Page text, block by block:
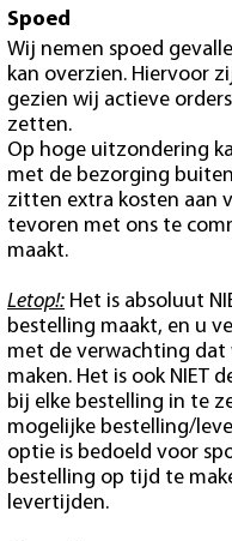
Spoed
Wij nemen spoed
kan overzien. Hiervoor
gezien wij actieve
zetten.
Op hoge uitzondering
met de bezorging
zitten extra kosten aan
tevoren met ons te
maakt.
Letop!: Het is absoluut
bestelling maakt, en u
met de verwachting dat
maken. Het is ook NIET
bij elke bestelling in te
mogelijke bestelling/
optie is bedoeld voor
bestelling op tijd te
levertijden.